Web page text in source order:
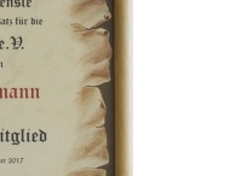
Produktseite
gewählt
werden